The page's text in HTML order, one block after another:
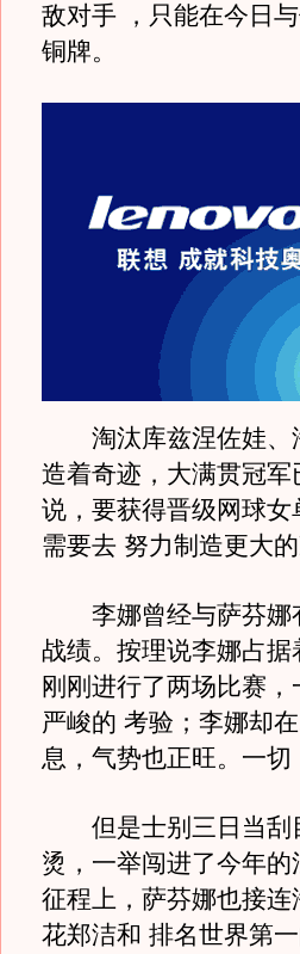
敌对手 ，只能在今日
铜牌。
淘汰库兹涅佐娃、
造着奇迹，大满贯冠
说，要获得晋级网球
需要去 努力制造更大的
李娜曾经与萨芬娜
战绩。按理说李娜占
刚刚进行了两场比赛
严峻的 考验；李娜却
息，气势也正旺。一
但是士别三日当刮
烫，一举闯进了今年
征程上，萨芬娜也接
花郑洁和 排名世界第